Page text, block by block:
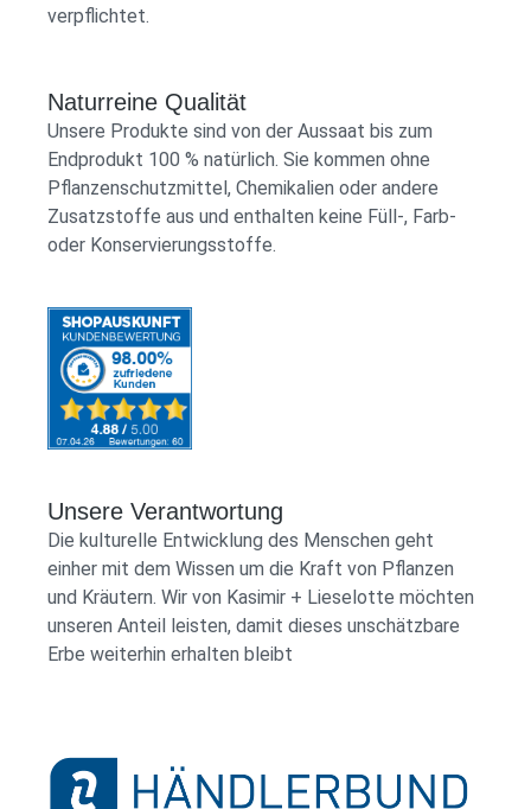
verpflichtet.
Naturreine Qualität
Unsere Produkte sind von der Aussaat bis zum
Endprodukt 100 % natürlich. Sie kommen ohne
Pflanzenschutzmittel, Chemikalien oder andere
Zusatzstoffe aus und enthalten keine Füll-, Farb-
oder Konservierungsstoffe.
Unsere Verantwortung
Die kulturelle Entwicklung des Menschen geht
einher mit dem Wissen um die Kraft von Pflanzen
und Kräutern. Wir von Kasimir + Lieselotte möchten
unseren Anteil leisten, damit dieses unschätzbare
Erbe weiterhin erhalten bleibt